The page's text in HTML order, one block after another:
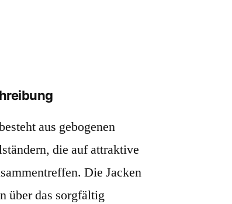
aus gebogenen
die auf attraktive
Die Jacken
über das sorgfältig